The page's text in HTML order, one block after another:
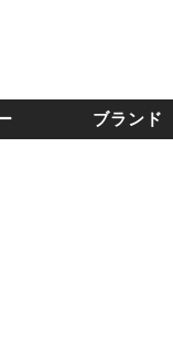
ブランド